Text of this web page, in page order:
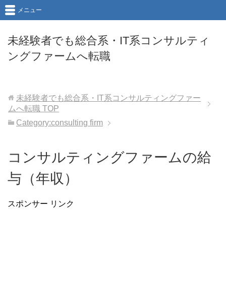
未経験者でも総合系・IT系コンサルティ
ングファームへ転職
メニュー
未経験者でも総合系・IT系コンサルティングファー
ムへ転職 TOP
Category:consulting firm
コンサルティングファームの給
与（年収）
スポンサー リンク